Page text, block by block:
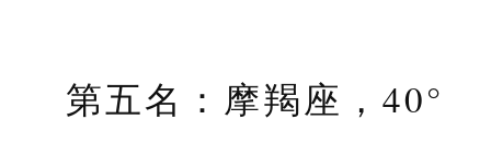
第五名：摩羯座，40°